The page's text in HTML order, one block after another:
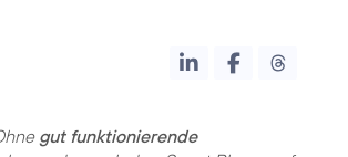
gut funktionierende